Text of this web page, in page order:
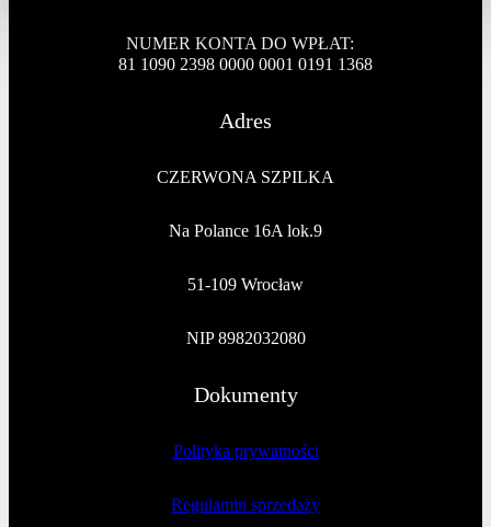
NUMER KONTA DO WPŁAT:
81 1090 2398 0000 0001 0191 1368
Adres
CZERWONA SZPILKA
Na Polance 16A lok.9
51-109 Wrocław
NIP 8982032080
Dokumenty
Polityka prywatności
Regulamin sprzedaży